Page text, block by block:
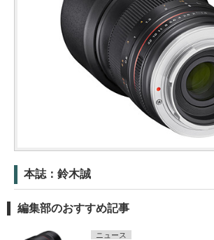
本誌：鈴木誠
編集部のおすすめ記事
ニュース